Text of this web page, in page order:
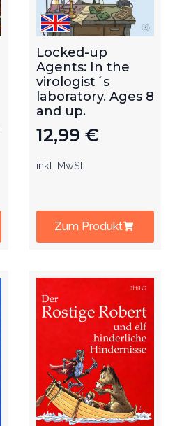
Locked-up
Agents: In the
virologist´s
laboratory. Ages 8
and up.
12,99 €
inkl. MwSt.
Zum Produkt